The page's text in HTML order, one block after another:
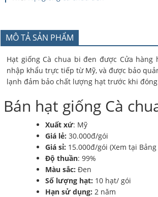
phí
MÔ TẢ SẢN PHẨM
Hạt giống Cà chua bi đen được Cửa hàng
nhập khẩu trực tiếp từ Mỹ, và được bảo
lạnh đảm bảo chất lượng hạt trước khi
Bán hạt giống Cà
Xuất xứ: Mỹ
Giá lẻ: 30.000đ/gói
Giá sỉ: 15.000đ/gói (Xem tại Bảng
Độ thuần: 99%
Màu sắc: Đen
Số lượng hạt: 10 hạt/ gói
Hạn sử dụng: 2 năm